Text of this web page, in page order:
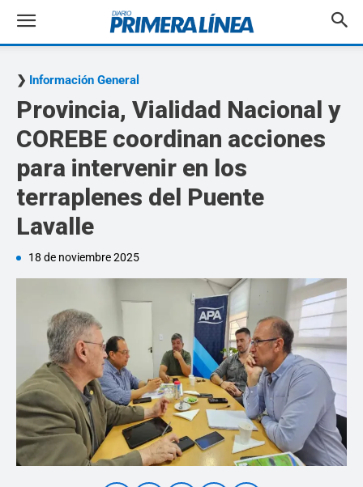
Información General
Provincia, Vialidad Nacional y
COREBE coordinan acciones
para intervenir en los
terraplenes del Puente
Lavalle
18 de noviembre 2025